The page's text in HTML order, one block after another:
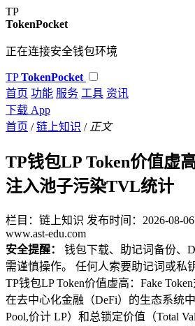
TP
TokenPocket
正在连接安全钱包环境
TP TokenPocket
首页 功能 服务 工具 资讯
下载 App
首页 / 链上知识 / 正文
TP钱包LP Token价值虚
注入池子污染TVL统计
栏目：链上知识 发布时间：2026-08-
www.ast-edu.com
安全提醒：
钱包下载、助记词备份、
需谨慎操作。 任何人索要助记词或私
TP钱包LP Token价值虚高：Fake
在去中心化金融（DeFi）的生态系统
Pool,价计 LP）和总锁定价值（Total